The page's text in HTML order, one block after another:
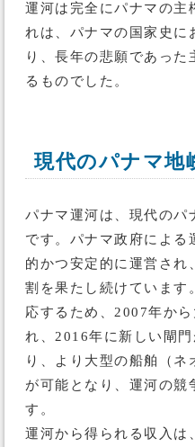
運河は完全にパナマの主
れは、パナマの国家史に
り、長年の悲願であった
るものでした。
現代のパナマ地
パナマ運河は、現代のパ
です。パナマ政府による
的かつ安定的に運営され
割を果たし続けています
応するため、2007年か
れ、2016年に新しい閘
り、より大型の船舶（ネ
が可能となり、運河の競
す。
運河から得られる収入は